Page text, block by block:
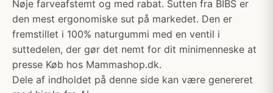
Nøje farveafstemt og med rabat. Sutten fra BIBS er
den mest ergonomiske sut på markedet. Den er
fremstillet i 100% naturgummi med en ventil i
suttedelen, der gør det nemt for dit minimenneske at
presse Køb hos Mammashop.dk.
Dele af indholdet på denne side kan være genereret